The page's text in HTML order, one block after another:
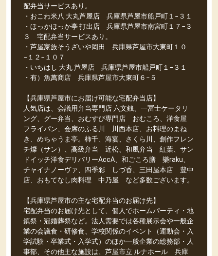
配弁当サービスあり。
・おこわ米八 大丸芦屋店 兵庫県芦屋市船戸町１−３１
・ほっかほっか亭 打出店 兵庫県芦屋市南宮町１７−３
３ 宅配弁当サービスあり。
・芦屋家族そうざいや岡田 兵庫県芦屋市大東町１０
−１２−１０７
・いちはし 大丸 芦屋店 兵庫県芦屋市船戸町１−３１
・有）魚萬商店 兵庫県芦屋市大東町６−５
【兵庫県芦屋市にお届け可能な宅配弁当店】
人気店は、会議用弁当専門店 六文銭、一冨士ケータリ
ング、グー弁当、おむすび専門店 おむころ、洋食屋
フライパン、会席のふる川 川西本店、お料理のまね
き、めちゃうま亭。柿千、海宴、さくら川、創作フレン
チ燦（サン）、高級弁当 近松、和風弁当 紅葉、サン
ドイッチ洋食デリバリーAccA、和ごころ膳 樂raku、
チャイナノーヴァ、四季彩 しづ香、三田屋本店 豊中
店、おもてなし肉料理 中乃屋 など多数ございます。
【兵庫県芦屋市の主な宅配弁当のお届け先】
宅配弁当のお届け先として、個人でホームパーティ・地
鎮祭・冠婚葬祭など。法人需要では各種展示会や一般企
業の会議食・研修食、学校関係のイベント（運動会・入
学試験・卒業式・入学式）のほか一般企業の総務部・人
事部、その他主な施設は、芦屋市立 ルナホール 兵庫